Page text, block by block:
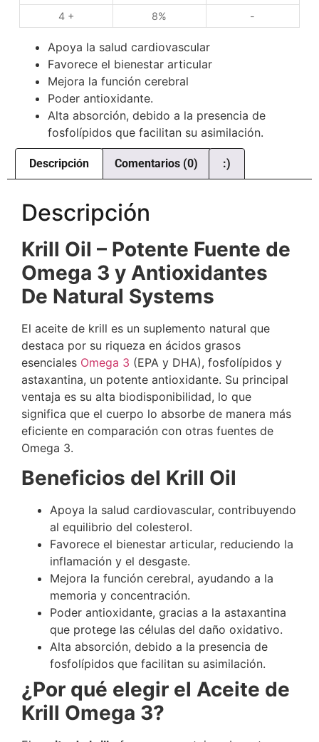
4 +
8% -
Apoya la salud cardiovascular
Favorece el bienestar articular
Mejora la función cerebral
Poder antioxidante.
Alta absorción, debido a la presencia de
fosfolípidos que facilitan su asimilación.
Descripción Comentarios (0) :)
Descripción
Krill Oil – Potente Fuente de
Omega 3 y Antioxidantes
De Natural Systems
El aceite de krill es un suplemento natural que
destaca por su riqueza en ácidos grasos
esenciales Omega 3 (EPA y DHA), fosfolípidos y
astaxantina, un potente antioxidante. Su principal
ventaja es su alta biodisponibilidad, lo que
significa que el cuerpo lo absorbe de manera más
eficiente en comparación con otras fuentes de
Omega 3.
Beneficios del Krill Oil
Apoya la salud cardiovascular, contribuyendo
al equilibrio del colesterol.
Favorece el bienestar articular, reduciendo la
inflamación y el desgaste.
Mejora la función cerebral, ayudando a la
memoria y concentración.
Poder antioxidante, gracias a la astaxantina
que protege las células del daño oxidativo.
Alta absorción, debido a la presencia de
fosfolípidos que facilitan su asimilación.
¿Por qué elegir el Aceite de
Krill Omega 3?